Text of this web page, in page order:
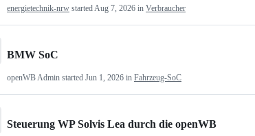
energietechnik-nrw started Aug 7, 2026 in Verbraucher
BMW SoC
openWB Admin started Jun 1, 2026 in Fahrzeug-SoC
Steuerung WP Solvis Lea durch die openWB